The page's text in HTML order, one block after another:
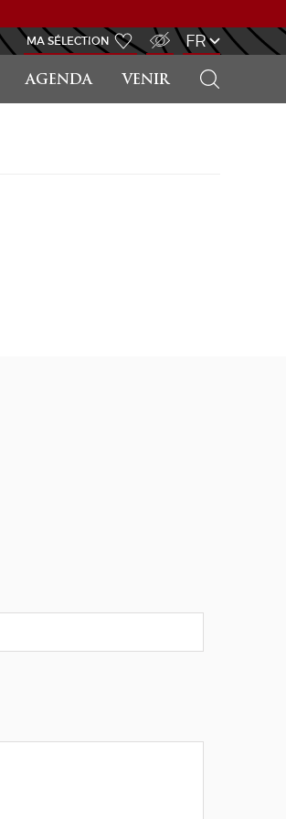
AGENDA VENIR
MA SÉLECTION FR